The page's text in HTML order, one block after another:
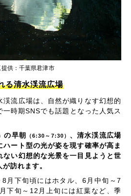
提供：千葉県君津市
る清水渓流広場
渓流広場は、自然が織りなす幻想的
時期SNSでも話題となった人気ス
の早朝 （6:30～7:30） 、清水渓流広場
ート型の光が姿を現す確率が高ま
ない幻想的な光景を一目見ようと世
訪れます。
月下旬頃にはホタル、6月中旬～7
下旬～12月上旬には紅葉など、季